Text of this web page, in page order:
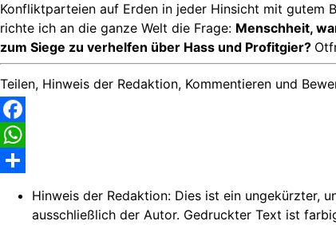
Konfliktparteien auf Erden in jeder Hinsicht mit gutem
richte ich an die ganze Welt die Frage: Menschheit,
zum Siege zu verhelfen über Hass und Profitgier?
Teilen, Hinweis der Redaktion, Kommentieren und
Facebook
WhatsApp
Hinweis der Redaktion: Dies ist ein ungekürzter,
ausschließlich der Autor. Gedruckter Text ist